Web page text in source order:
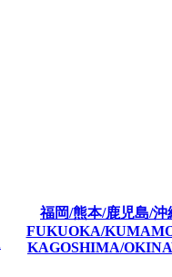
福岡/熊本/鹿児島/沖
FUKUOKA/
KAGOSHIMA/